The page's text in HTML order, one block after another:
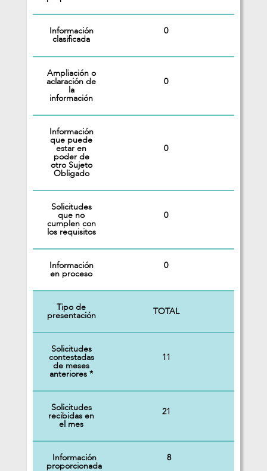
Información
clasificada
0
Ampliación o
aclaración de
la
información
0
Información
que puede
estar en
poder de
otro Sujeto
Obligado
0
Solicitudes
que no
cumplen con
los requisitos
0
Información
en proceso
0
Tipo de
presentación TOTAL
Solicitudes
contestadas
de meses
anteriores *
11
Solicitudes
recibidas en
el mes
21
Información
proporcionada
8